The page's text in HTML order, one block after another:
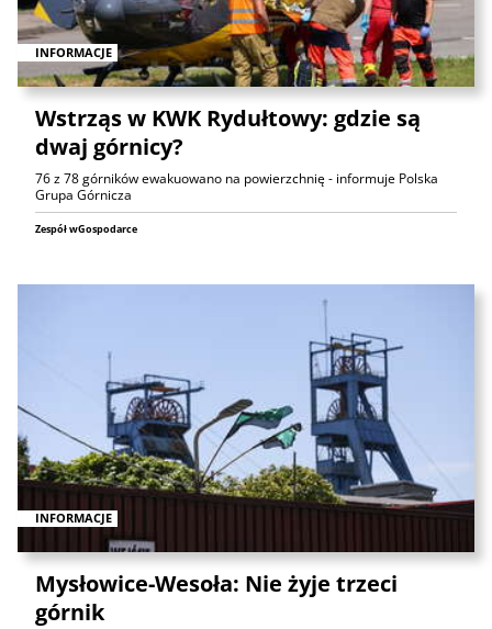
INFORMACJE
Wstrząs w KWK Rydułtowy: gdzie są
dwaj górnicy?
76 z 78 górników ewakuowano na powierzchnię - informuje Polska
Grupa Górnicza
Zespół wGospodarce
INFORMACJE
Mysłowice-Wesoła: Nie żyje trzeci
górnik